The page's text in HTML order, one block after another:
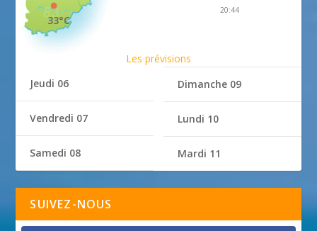
33°C
20:44
Les prévisions
Jeudi 06
Vendredi 07
Samedi 08
Dimanche 09
Lundi 10
Mardi 11
SUIVEZ-NOUS